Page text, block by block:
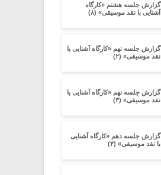
گزارش جلسه هشتم «کارگاه
آشنایی با نقد موسیقی» (۸)
گزارش جلسه نهم «کارگاه آشنایی با
نقد موسیقی» (۲)
گزارش جلسه نهم «کارگاه آشنایی با
نقد موسیقی» (۳)
گزارش جلسه دهم «کارگاه آشنایی
با نقد موسیقی» (۴)